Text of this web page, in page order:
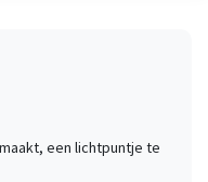
een lichtpuntje te